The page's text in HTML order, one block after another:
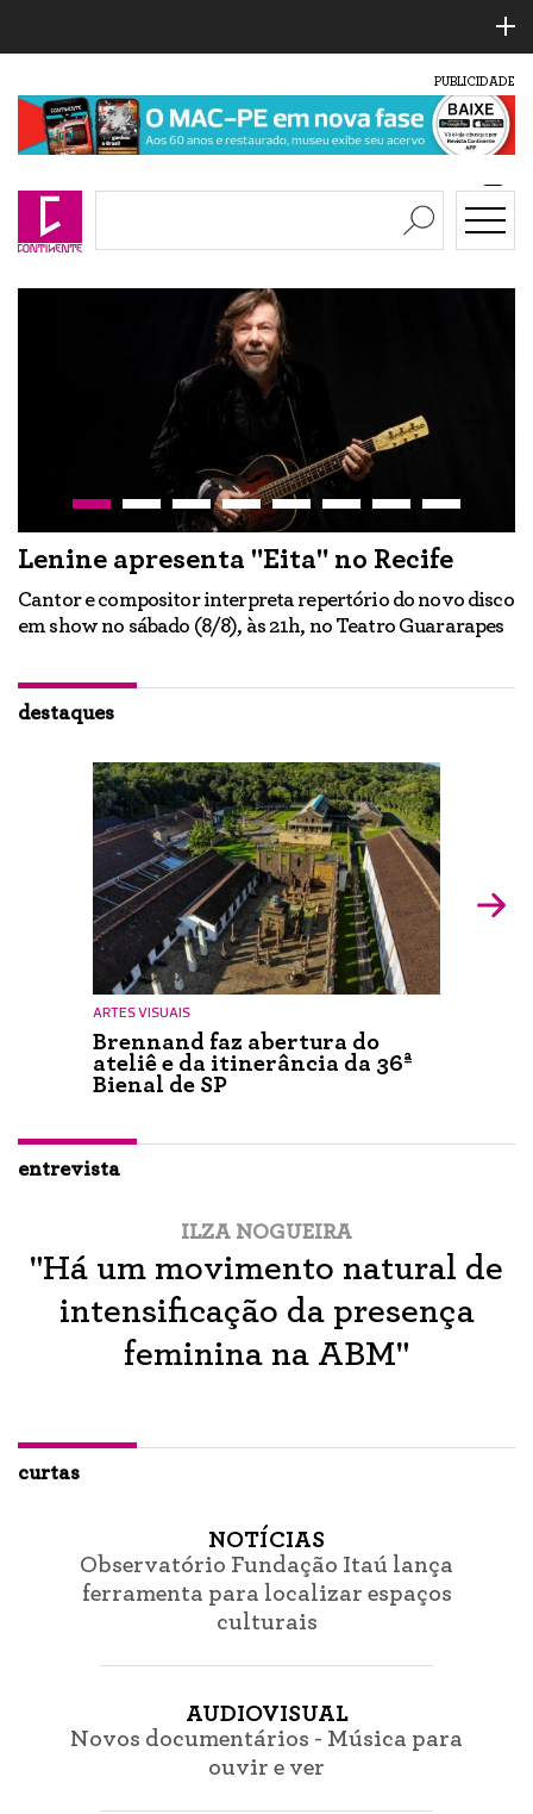
PUBLICIDADE
Lenine apresenta "Eita" no Recife
Cantor e compositor interpreta repertório do novo disco
em show no sábado (8/8), às 21h, no Teatro Guararapes
destaques
ARTES VISUAIS
Brennand faz abertura do
ateliê e da itinerância da 36ª
Bienal de SP
entrevista
ILZA NOGUEIRA
"Há um movimento natural de
intensificação da presença
feminina na ABM"
curtas
NOTÍCIAS
Observatório Fundação Itaú lança
ferramenta para localizar espaços
culturais
AUDIOVISUAL
Novos documentários - Música para
ouvir e ver